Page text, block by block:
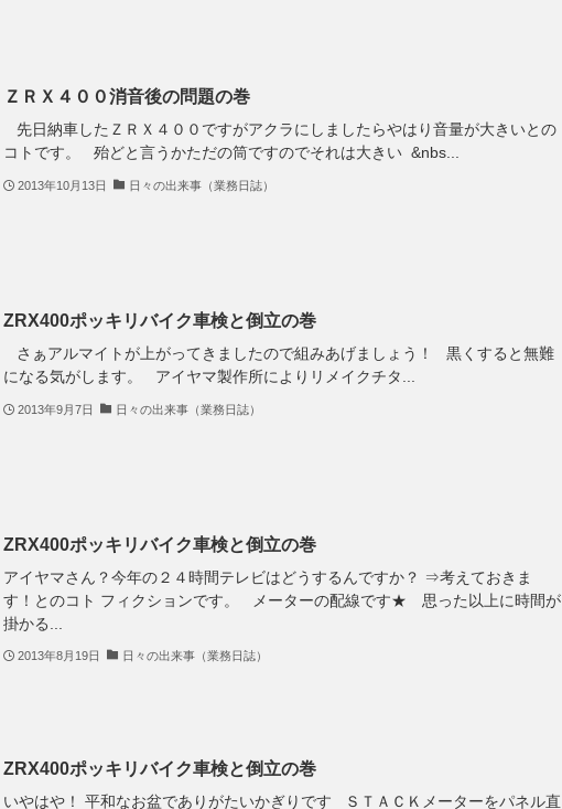
ＺＲＸ４００消音後の問題の巻
先日納車したＺＲＸ４００ですがアクラにしましたらやはり音量が大きいとの
コトです。 殆どと言うかただの筒ですのでそれは大きい &nbs...
2013年10月13日 日々の出来事（業務日誌）
ZRX400ポッキリバイク車検と倒立の巻
さぁアルマイトが上がってきましたので組みあげましょう！ 黒くすると無難
になる気がします。 アイヤマ製作所によりリメイクチタ...
2013年9月7日 日々の出来事（業務日誌）
ZRX400ポッキリバイク車検と倒立の巻
アイヤマさん？今年の２４時間テレビはどうするんですか？ ⇒考えておきま
す！とのコト フィクションです。 メーターの配線です★ 思った以上に時間が
掛かる...
2013年8月19日 日々の出来事（業務日誌）
ZRX400ポッキリバイク車検と倒立の巻
いやはや！ 平和なお盆でありがたいかぎりです ＳＴＡＣＫメーターをパネル直